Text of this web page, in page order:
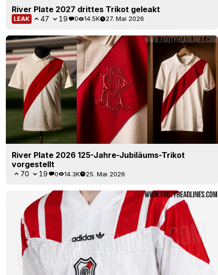
River Plate 2027 drittes Trikot geleakt
LEAK 47 19 0 14.5K 27. Mai 2026
River Plate 2026 125-Jahre-Jubiläums-Trikot
vorgestellt
70 19 0 14.3K 25. Mai 2026